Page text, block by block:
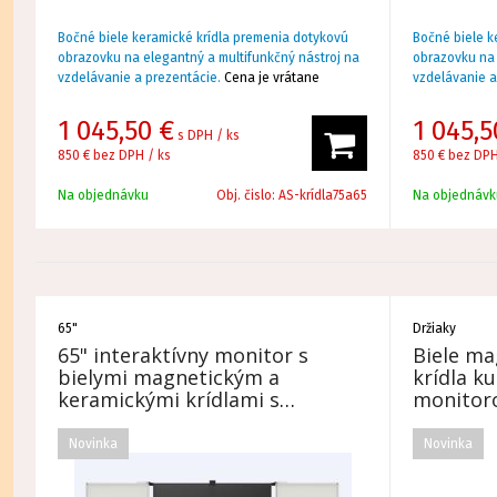
Bočné biele keramické krídla premenia dotykovú
obrazovku na elegantný a multifunkčný nástroj na
vzdelávanie a prezentácie. Cena je vrátane
Je to praktická kombinácia technológie s tradičnou
formou bielej tabule, ktorá šetrí miesto, chráni
monitor a zároveň zachováva estetiku každej
ďalší pracovný priestor na oboch stranách
monitora, a potom sa dajú zatvoriť, keď je potrebné
kompaktnejšie usporiadanie pracovnej stanice.
monitora s funkčnosťou klasickej bielej tabule. Je
to pohodlné riešenie na zobrazovanie obsahu a
zapisovanie najdôležitejších informácií na jednom
1 045,50 € s DPH / ks
850 € bez DPH / ks
Na objednávku Obj. čislo: AS-krídla75a65
Bočné biele
obrazovku
vzdelávanie
Je to
formou
monitor a
ďalší
monitora, a
monitora s
to pohodlné
1
850 € bez
Na
65"
65" interaktívny monitor s
bielymi magnetickým a
keramickými krídlami s
Windows 11 Pro
Novinka
Držiaky
Biele
krídla
Novinka